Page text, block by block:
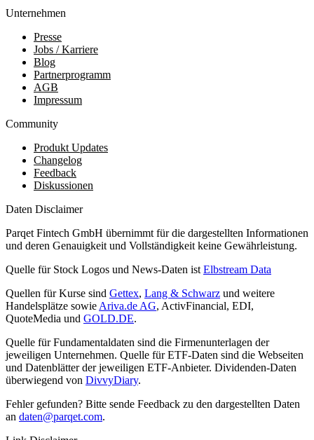
Unternehmen
Presse
Jobs / Karriere
Blog
Partnerprogramm
AGB
Impressum
Community
Produkt Updates
Changelog
Feedback
Diskussionen
Daten Disclaimer
Parqet Fintech GmbH übernimmt für die dargestellten Informationen
und deren Genauigkeit und Vollständigkeit keine Gewährleistung.
Quelle für Stock Logos und News-Daten ist Elbstream Data
Quellen für Kurse sind Gettex, Lang & Schwarz und weitere
Handelsplätze sowie Ariva.de AG, ActivFinancial, EDI,
QuoteMedia und GOLD.DE.
Quelle für Fundamentaldaten sind die Firmenunterlagen der
jeweiligen Unternehmen. Quelle für ETF-Daten sind die Webseiten
und Datenblätter der jeweiligen ETF-Anbieter. Dividenden-Daten
überwiegend von DivvyDiary.
Fehler gefunden? Bitte sende Feedback zu den dargestellten Daten
an daten@parqet.com.